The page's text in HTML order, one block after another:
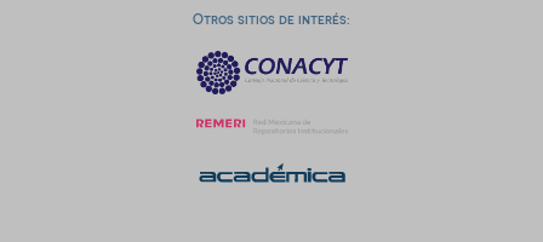
Otros sitios de interés: